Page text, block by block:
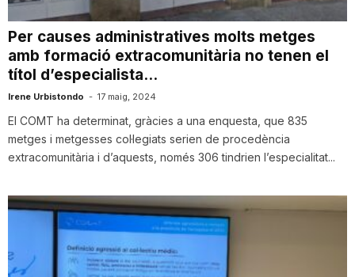
Per causes administratives molts metges
amb formació extracomunitària no tenen el
títol d’especialista...
Irene Urbistondo - 17 maig, 2024
El COMT ha determinat, gràcies a una enquesta, que 835
metges i metgesses col·legiats serien de procedència
extracomunitària i d’aquests, només 306 tindrien l’especialitat...